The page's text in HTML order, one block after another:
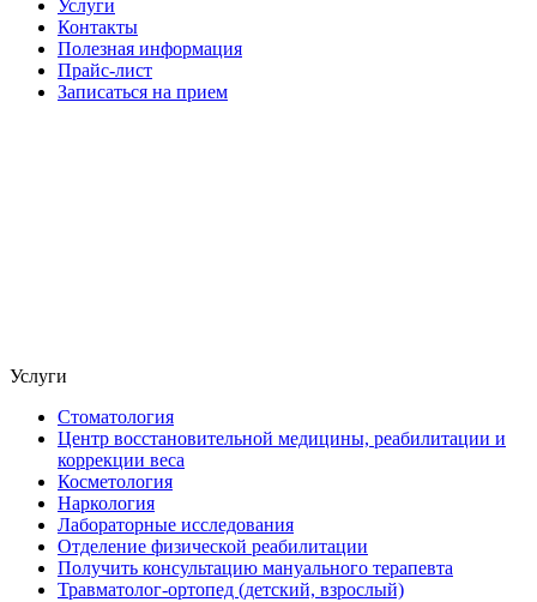
Услуги
Контакты
Полезная информация
Прайс-лист
Записаться на прием
Услуги
Стоматология
Центр восстановительной медицины, реабилитации и
коррекции веса
Косметология
Наркология
Лабораторные исследования
Отделение физической реабилитации
Получить консультацию мануального терапевта
Травматолог-ортопед (детский, взрослый)